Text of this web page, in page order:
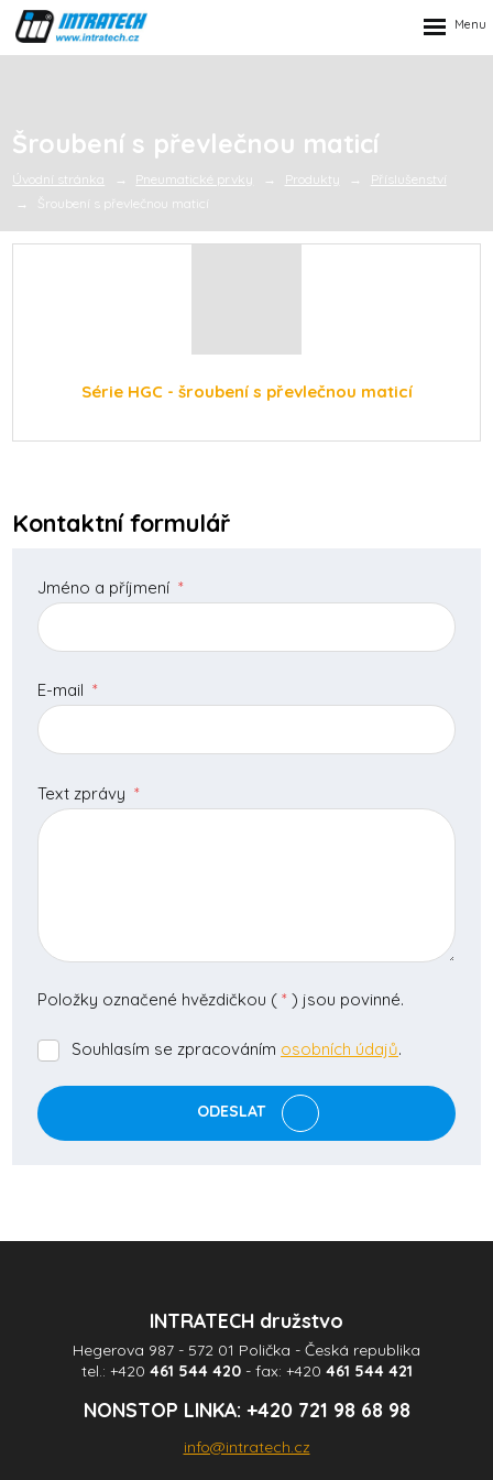
Šroubení s převlečnou maticí
Úvodní stránka Pneumatické prvky Produkty
Příslušenství
Šroubení s převlečnou maticí
Série HGC - šroubení s převlečnou maticí
Kontaktní formulář
Jméno a příjmení *
E-mail *
Text zprávy *
Položky označené hvězdičkou ( * ) jsou povinné.
Souhlasím
zpracováním
osobních
údajů.
Souhlasím se zpracováním osobních údajů.
ODESLAT
odeslat.
INTRATECH družstvo
Hegerova 987 - 572 01 Polička - Česká republika
tel.: +420 461 544 420- fax: +420 461 544 421
NONSTOP LINKA: +420 721 98 68 98
info@intratech.cz